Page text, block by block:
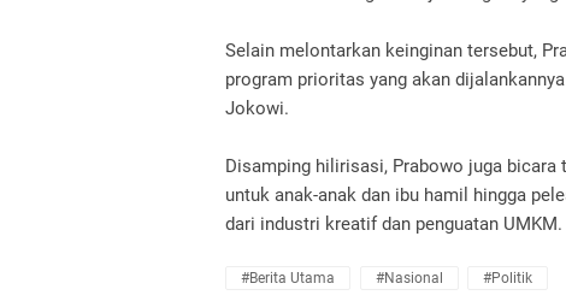
Selain melontarkan keinginan tersebut,
program prioritas yang akan
Jokowi.
Disamping hilirisasi, Prabowo juga bicara
untuk anak-anak dan ibu hamil hingga
dari industri kreatif dan penguatan UMKM.
#Berita Utama #Nasional #Politik